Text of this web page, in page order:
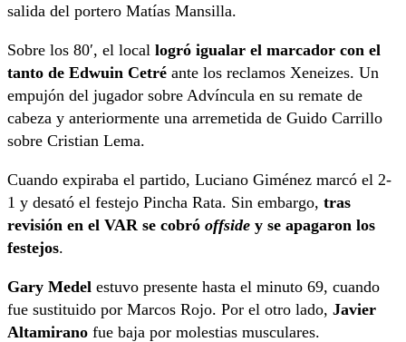
salida del portero Matías Mansilla.
Sobre los 80′, el local logró igualar el marcador con el
tanto de Edwuin Cetré ante los reclamos Xeneizes. Un
empujón del jugador sobre Advíncula en su remate de
cabeza y anteriormente una arremetida de Guido Carrillo
sobre Cristian Lema.
Cuando expiraba el partido, Luciano Giménez marcó el 2-
1 y desató el festejo Pincha Rata. Sin embargo, tras
revisión en el VAR se cobró offside y se apagaron los
festejos.
Gary Medel estuvo presente hasta el minuto 69, cuando
fue sustituido por Marcos Rojo. Por el otro lado, Javier
Altamirano fue baja por molestias musculares.